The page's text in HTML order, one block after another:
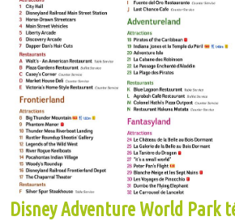
Disney Adventure World Park